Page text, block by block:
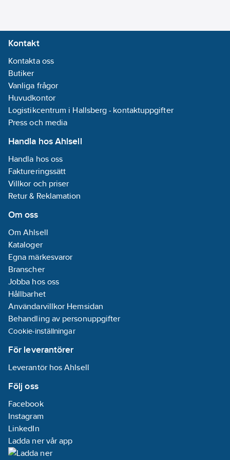
Kontakt
Kontakta oss
Butiker
Vanliga frågor
Huvudkontor
Logistikcentrum i Hallsberg - kontaktuppgifter
Press och media
Handla hos Ahlsell
Handla hos oss
Faktureringssätt
Villkor och priser
Retur & Reklamation
Om oss
Om Ahlsell
Kataloger
Egna märkesvaror
Branscher
Jobba hos oss
Hållbarhet
Användarvillkor Hemsidan
Behandling av personuppgifter
Cookie-inställningar
För leverantörer
Leverantör hos Ahlsell
Följ oss
Facebook
Instagram
LinkedIn
Ladda ner vår app